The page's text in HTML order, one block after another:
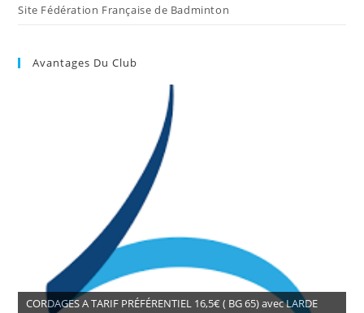
Site Fédération Française de Badminton
Avantages Du Club
CORDAGES A TARIF PRÉFÉRENTIEL 16,5€ ( BG 65) avec LARDE